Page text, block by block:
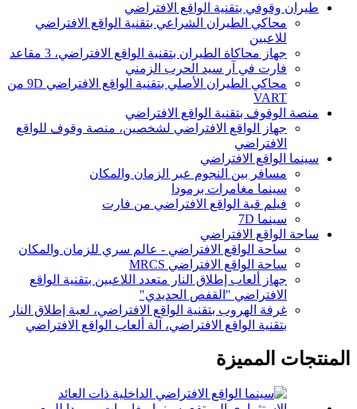
طيران وقوفي بتقنية الواقع الافتراضي
محاكي الطيران الشراعي بتقنية الواقع الافتراضي
للاعبين
جهاز محاكاة الطيران بتقنية الواقع الافتراضي، 3 مقاعد
فارت في آر سيد الحرب الزمني
محاكي الطيران الأصلي بتقنية الواقع الافتراضي 9D من
VART
منصة الوقوف بتقنية الواقع الافتراضي
جهاز الواقع الافتراضي لشخصين، منصة وقوف للواقع
الافتراضي
سينما الواقع الافتراضي
مسافر بين النجوم عبر الزمان والمكان
سينما مغامرات برمودا
فيلم قبة الواقع الافتراضي من فارت
سينما 7D
ساحة الواقع الافتراضي
ساحة الواقع الافتراضي - عالم سري للزمان والمكان
ساحة الواقع الافتراضي MRCS
جهاز ألعاب إطلاق النار متعدد اللاعبين بتقنية الواقع
الافتراضي "القفص الحديدي"
غرفة الهروب بتقنية الواقع الافتراضي، لعبة إطلاق النار
بتقنية الواقع الافتراضي، آلة ألعاب الواقع الافتراضي
المنتجات المميزة